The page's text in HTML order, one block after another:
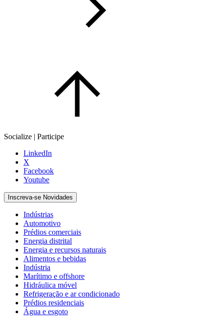
Socialize | Participe
LinkedIn
X
Facebook
Youtube
Inscreva-se Novidades
Indústrias
Automotivo
Prédios comerciais
Energia distrital
Energia e recursos naturais
Alimentos e bebidas
Indústria
Marítimo e offshore
Hidráulica móvel
Refrigeração e ar condicionado
Prédios residenciais
Água e esgoto